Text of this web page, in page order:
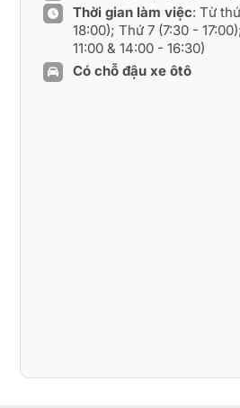
Thời gian làm việc: Từ
18:00); Thứ 7 (7:30 -
11:00 & 14:00 - 16:30)
Có chỗ đậu xe ôtô